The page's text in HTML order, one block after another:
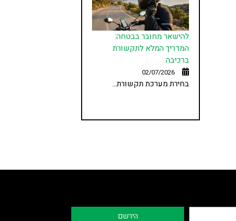
להישאר מחובר בבטחה:
המדריך המלא לתקשורת
ברכיבה
02/07/2026
בחירת מערכת תקשורת...
הירשם